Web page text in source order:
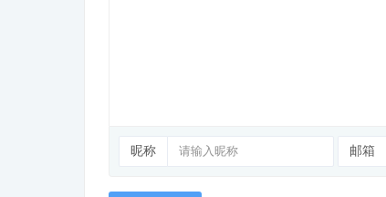
昵称 邮箱